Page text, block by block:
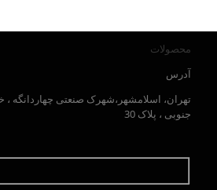
محصولات
آدرس
جنوبی ، پلاک 30